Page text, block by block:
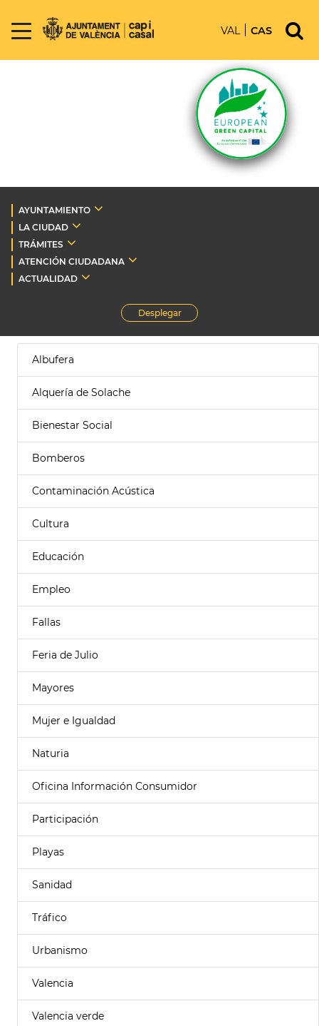
VAL CAS
AYUNTAMIENTO
LA CIUDAD
TRÁMITES
ATENCIÓN CIUDADANA
ACTUALIDAD
Desplegar
Albufera
Alquería de Solache
Bienestar Social
Bomberos
Contaminación Acústica
Cultura
Educación
Empleo
Fallas
Feria de Julio
Mayores
Mujer e Igualdad
Naturia
Oficina Información Consumidor
Participación
Playas
Sanidad
Tráfico
Urbanismo
Valencia
Valencia verde